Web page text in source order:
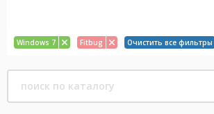
Windows 7 Fitbug Очистить все фильтры